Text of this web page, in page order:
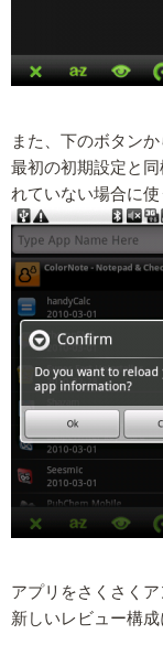
また、下のボタン
最初の初期設定と
れていない場合に使
アプリをさくさく
新しいレビュー構